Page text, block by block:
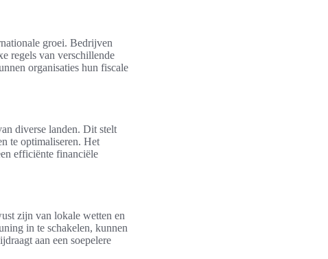
groei. Bedrijven
regels van verschillende
organisaties hun fiscale
diverse landen. Dit stelt
te optimaliseren. Het
efficiënte financiële
zijn van lokale wetten en
in te schakelen, kunnen
aan een soepelere